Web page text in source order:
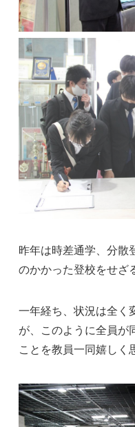
昨年は時差通学、分散
のかかった登校をせざ
一年経ち、状況は全く
が、このように全員が
ことを教員一同嬉しく